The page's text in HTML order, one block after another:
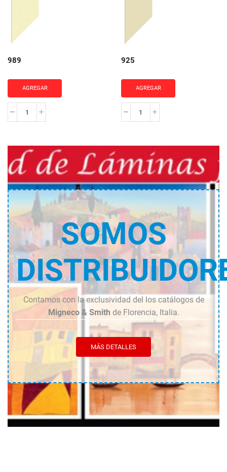
989
AGREGAR
989
925
AGREGAR
925
SOMOS
Contamos con la exclusividad del los catálogos de
Migneco & Smith de Florencia, Italia.
MÁS DETALLES